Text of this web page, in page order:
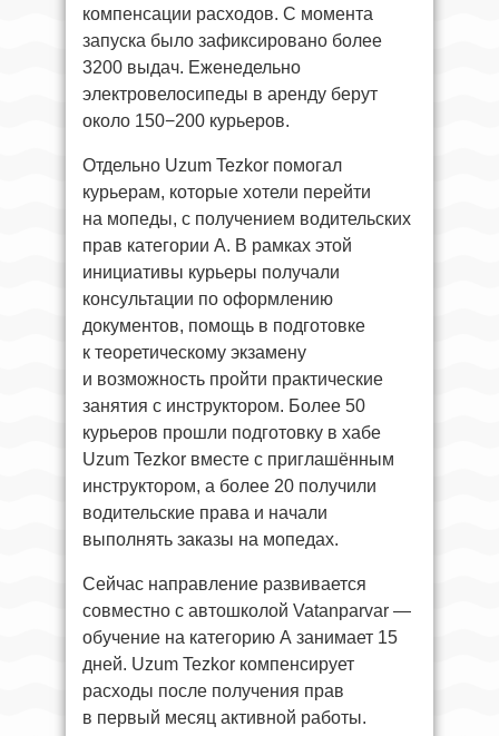
компенсации расходов. С момента
запуска было зафиксировано более
3200 выдач. Еженедельно
электровелосипеды в аренду берут
около 150−200 курьеров.
Отдельно Uzum Tezkor помогал
курьерам, которые хотели перейти
на мопеды, с получением водительских
прав категории А. В рамках этой
инициативы курьеры получали
консультации по оформлению
документов, помощь в подготовке
к теоретическому экзамену
и возможность пройти практические
занятия с инструктором. Более 50
курьеров прошли подготовку в хабе
Uzum Tezkor вместе с приглашённым
инструктором, а более 20 получили
водительские права и начали
выполнять заказы на мопедах.
Сейчас направление развивается
совместно с автошколой Vatanparvar —
обучение на категорию А занимает 15
дней. Uzum Tezkor компенсирует
расходы после получения прав
в первый месяц активной работы.